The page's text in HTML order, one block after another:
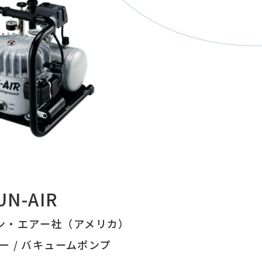
AIR
エアー社（アメリカ）
/ バキュームポンプ